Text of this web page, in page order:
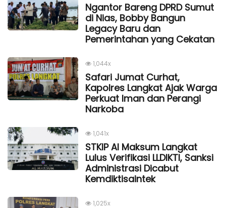
Ngantor Bareng DPRD Sumut
di Nias, Bobby Bangun
Legacy Baru dan
Pemerintahan yang Cekatan
1,044x
Safari Jumat Curhat,
Kapolres Langkat Ajak Warga
Perkuat Iman dan Perangi
Narkoba
1,041x
STKIP Al Maksum Langkat
Lulus Verifikasi LLDIKTI, Sanksi
Administrasi Dicabut
Kemdiktisaintek
1,025x